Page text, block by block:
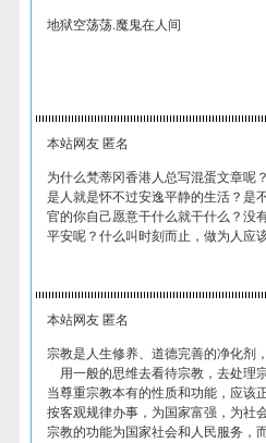
地狱空荡荡.魔鬼在人间
本站网友 匿名
为什么梵蒂冈香港人总写混蛋文章呢
是人就是怀不过安逸平静的生活？是
官的你自己愿意干什么就干什么？没
平安呢？什么叫时刻而止，做为人应
本站网友 匿名
宗教是人生修养、道德完善的净化剂
用一般的思维去看待宗教，去处理
当尊重宗教本有的性质和功能，应该
按客观规律办事，为国家富强，为社
宗教的功能为国家社会和人民服务，